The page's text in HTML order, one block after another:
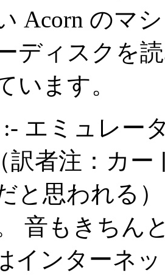
Acorn のマ
ディスクを
います。
:- エミュレー
訳者注：カ
と思われる
音もきちん
インターネ